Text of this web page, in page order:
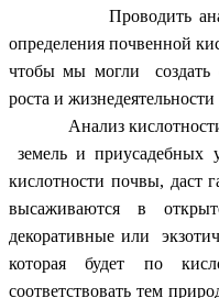
Проводить анализ
определения почвенной
чтобы мы могли создать
роста и
Анализ кислотности
земель и приусадебных
кислотности почвы, даст
высаживаются в
декоративные или
которая будет по
соответствовать тем